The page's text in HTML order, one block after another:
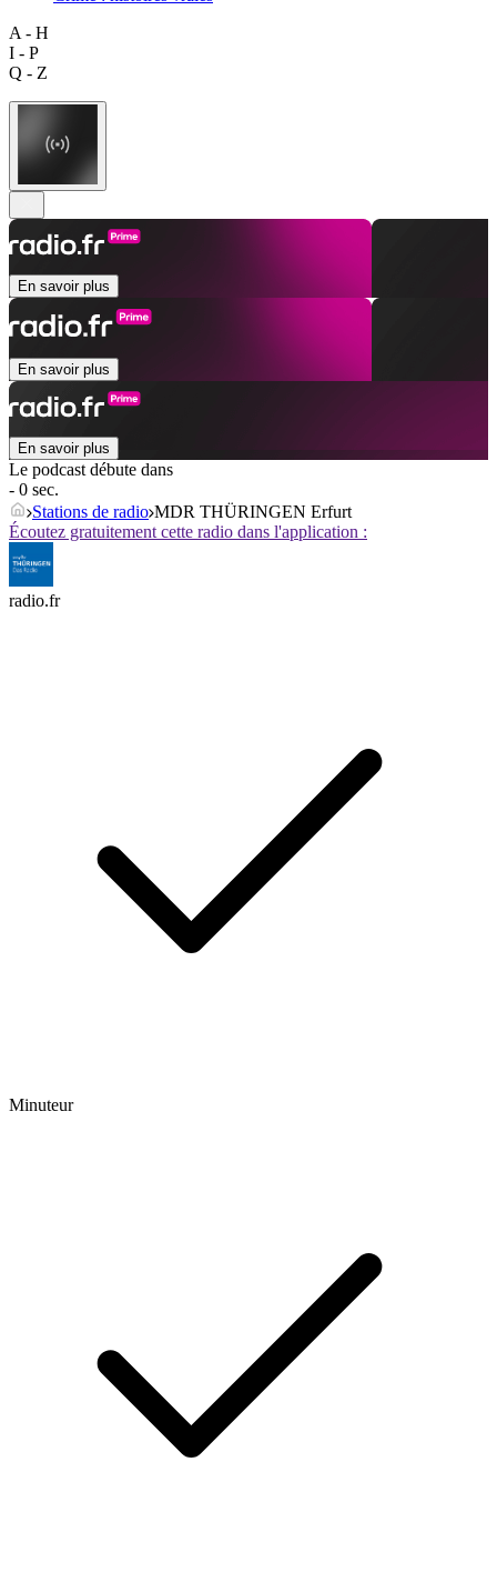
A - H
I - P
Q - Z
En savoir plus
En savoir plus
En savoir plus
Le podcast débute dans
- 0 sec.
Stations de radio MDR THÜRINGEN Erfurt
Écoutez gratuitement cette radio dans l'application :
radio.fr
Minuteur